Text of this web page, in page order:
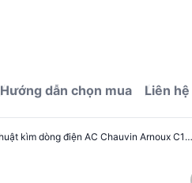
Hướng dẫn chọn mua Liên hệ
Đánh giá kỹ thuật kìm dòng điện AC Chauvin Arnoux C122 (1200A)